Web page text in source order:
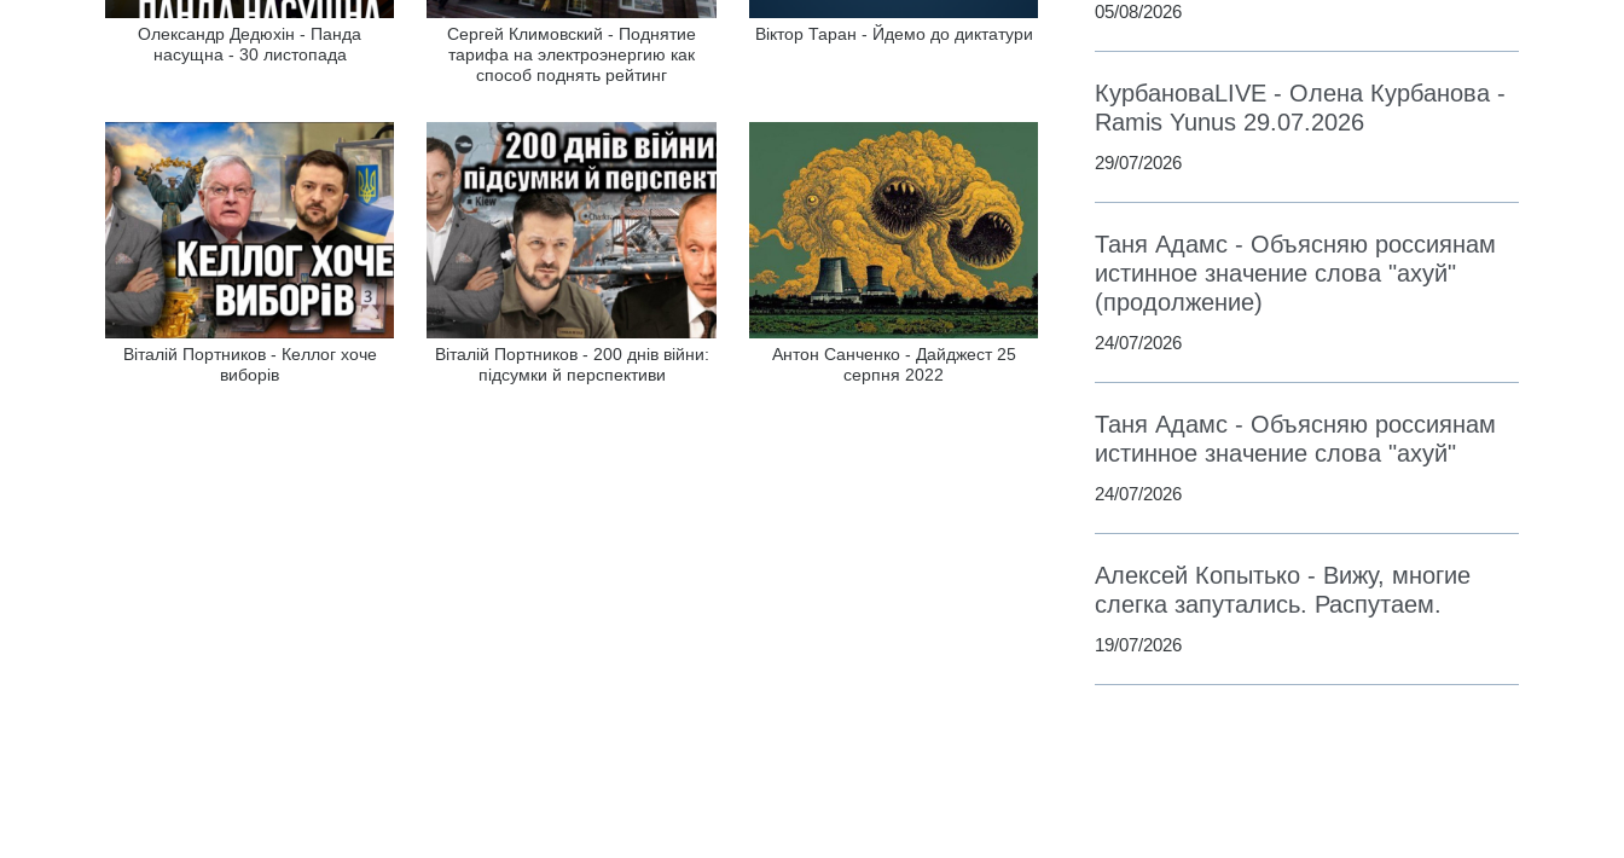
Олександр Дедюхін - Панда
насущна - 30 листопада
Сергей Климовский - Поднятие
тарифа на электроэнергию как
способ поднять рейтинг
Віктор Таран - Йдемо до диктатури
Віталій Портников - Келлог хоче
виборів
Віталій Портников - 200 днів війни:
підсумки й перспективи
Антон Санченко - Дайджест 25
серпня 2022
05/08/2026
КурбановаLIVE - Олена Курбанова -
Ramis Yunus 29.07.2026
29/07/2026
Таня Адамс - Объясняю россиянам
истинное значение слова "ахуй"
(продолжение)
24/07/2026
Таня Адамс - Объясняю россиянам
истинное значение слова "ахуй"
24/07/2026
Алексей Копытько - Вижу, многие
слегка запутались. Распутаем.
19/07/2026